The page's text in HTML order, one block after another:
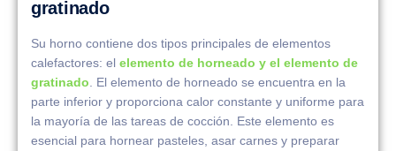
gratinado
Su horno contiene dos tipos principales de elementos
calefactores: el elemento de horneado y el elemento de
gratinado . El elemento de horneado se encuentra en la
parte inferior y proporciona calor constante y uniforme para
la mayoría de las tareas de cocción. Este elemento es
esencial para hornear pasteles, asar carnes y preparar